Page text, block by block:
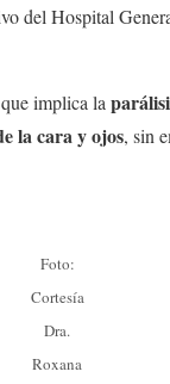
del Hospital
implica la
la cara y ojos, sin
Foto:
Cortesía
Dra.
Roxana